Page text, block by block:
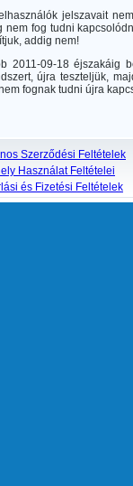
jelszavait nem
nem fog tudni
, addig nem!
2011-09-18éjszakáig
,újra teszteljük,
fognak tudni újra
Szerződési Feltételek
Használat Feltételei
és Fizetési Feltételek